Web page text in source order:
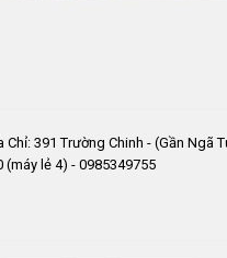
391 Trường Chinh - (Gần Ngã
(máy lẻ 4) - 0985349755